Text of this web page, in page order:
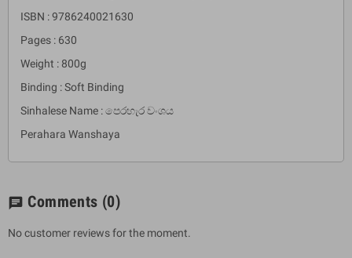
ISBN : 9786240021630
Pages : 630
Weight : 800g
Binding : Soft Binding
Sinhalese Name : පෙරහැර වංශය
Perahara Wanshaya
chat Comments (0)
No customer reviews for the moment.